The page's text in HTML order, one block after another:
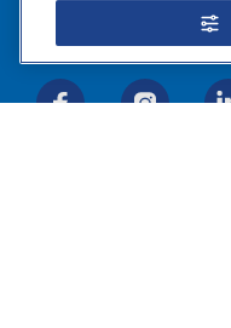
Seguici sui social